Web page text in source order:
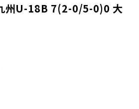
州U-18B 7(2-0/5-0)0 大